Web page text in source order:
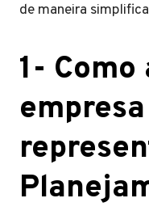
de maneira
1-